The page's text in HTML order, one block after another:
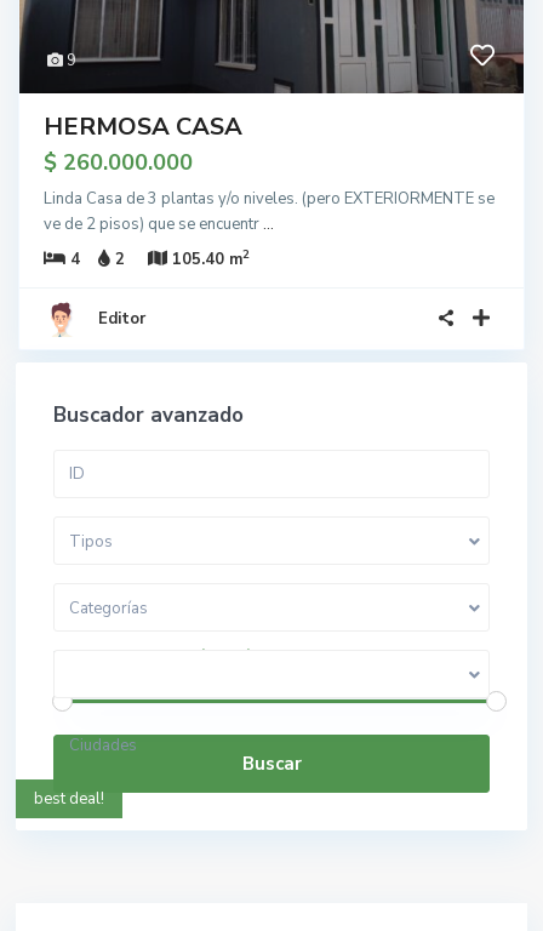
9
HERMOSA CASA
$ 260.000.000
Linda Casa de 3 plantas y/o niveles. (pero EXTERIORMENTE se
ve de 2 pisos) que se encuentr...
4
2 105.40 m2
Editor
Buscador avanzado
Tipos
Categorías
Rango de precios: $ 0 a $ 5.000.000.000
Ciudades
Buscar
best deal!